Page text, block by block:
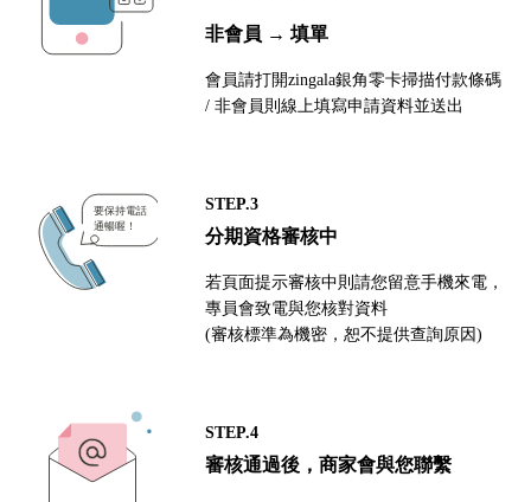
非會員 → 填單
會員請打開zingala銀角零卡掃描付款條碼
/ 非會員則線上填寫申請資料並送出
STEP.3
分期資格審核中
若頁面提示審核中則請您留意手機來電，
專員會致電與您核對資料
(審核標準為機密，恕不提供查詢原因)
STEP.4
審核通過後，商家會與您聯繫